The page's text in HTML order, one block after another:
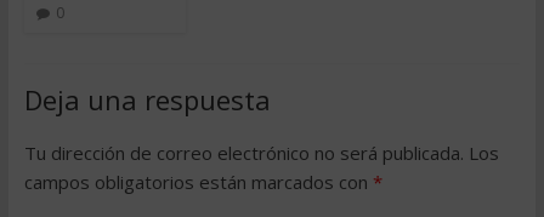
0
Deja una respuesta
Tu dirección de correo electrónico no será publicada. Los
campos obligatorios están marcados con *